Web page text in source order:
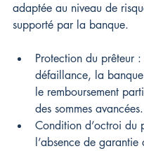
adaptée au niveau de
supporté par la banque.
Protection du prêteur
défaillance, la
le remboursement
des sommes avancées.
Condition d’octroi du
l’absence de